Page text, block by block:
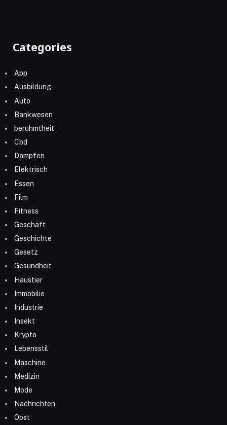
Categories
App
Ausbildung
Auto
Bankwesen
beruhmtheit
Cbd
Dampfen
Elektrisch
Essen
Film
Fitness
Geschäft
Geschichte
Gesetz
Gesundheit
Haustier
Immobilie
Industrie
Insekt
Krypto
Lebensstil
Maschine
Medizin
Mode
Nachrichten
Obst